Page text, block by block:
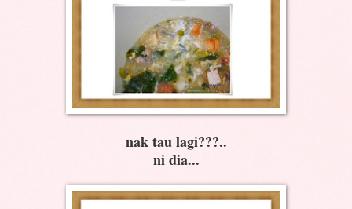
nak tau lagi???..
ni dia...